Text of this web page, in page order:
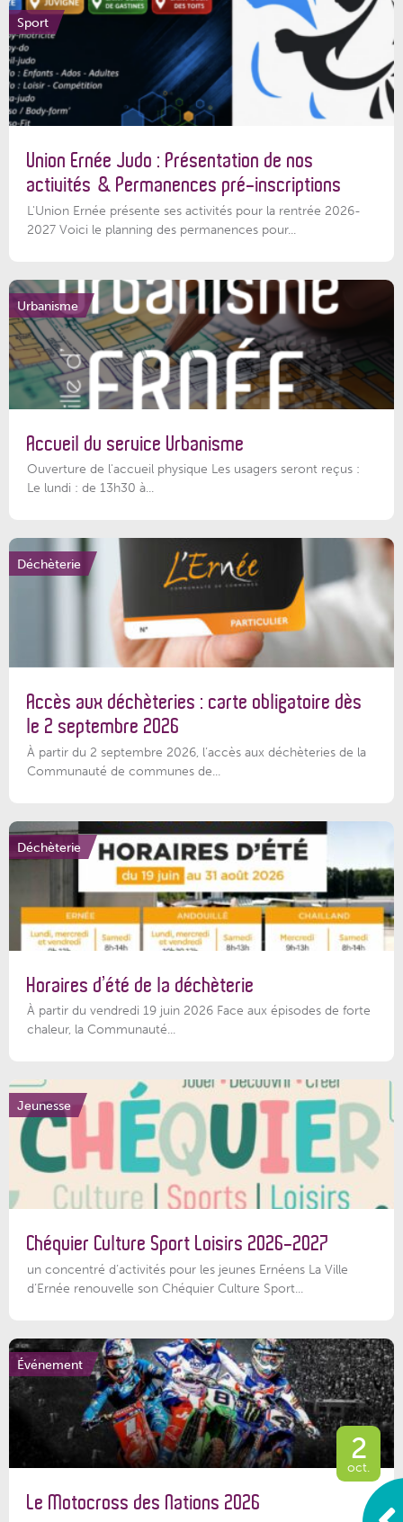
Sport
Union Ernée Judo : Présentation de nos
activités & Permanences pré-inscriptions
L'Union Ernée présente ses activités pour la rentrée 2026-
2027 Voici le planning des permanences pour...
Urbanisme
Accueil du service Urbanisme
Ouverture de l'accueil physique Les usagers seront reçus :
Le lundi : de 13h30 à...
Déchèterie
Accès aux déchèteries : carte obligatoire dès
le 2 septembre 2026
À partir du 2 septembre 2026, l’accès aux déchèteries de la
Communauté de communes de...
Déchèterie
Horaires d’été de la déchèterie
À partir du vendredi 19 juin 2026 Face aux épisodes de forte
chaleur, la Communauté...
Jeunesse
Chéquier Culture Sport Loisirs 2026-2027
un concentré d’activités pour les jeunes Ernéens La Ville
d’Ernée renouvelle son Chéquier Culture Sport...
Événement
2
oct.
Le Motocross des Nations 2026